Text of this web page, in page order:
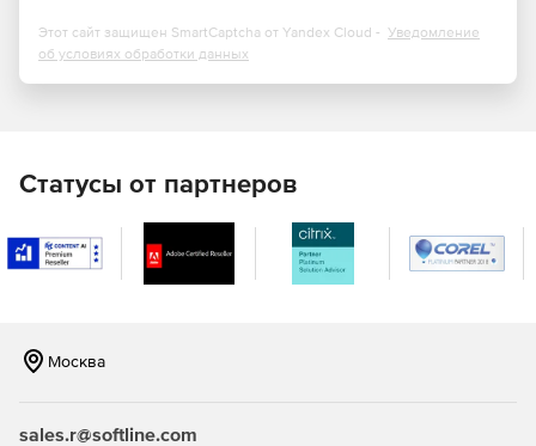
правильный цикл или образец и поместить его на
позволяет создавать ремиксы или сочинять сэмплы в
соответствуют темпу и тональности, поэтому их
можно адаптировать так, чтобы они подходили для
любой песни.
Этот сайт защищен SmartCaptcha от Yandex Cloud - Уведомление
об условиях обработки данных
Статусы от партнеров
Москва
sales.r@softline.com